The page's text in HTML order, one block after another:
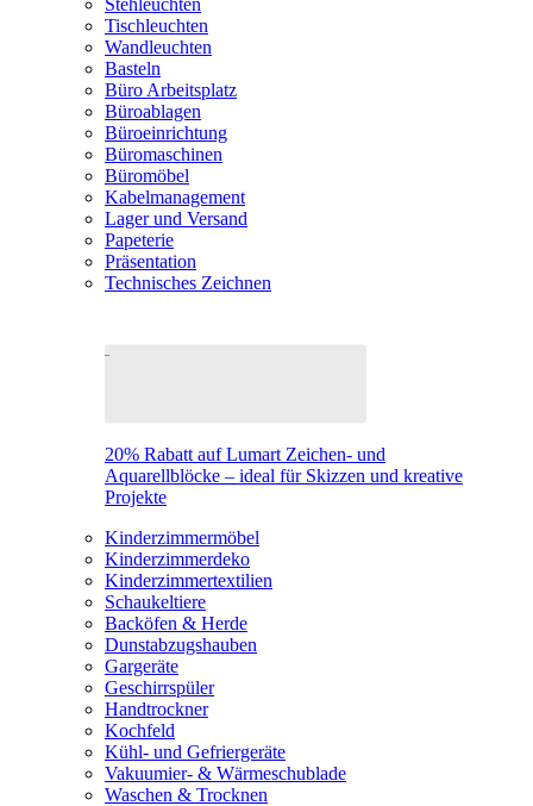
Stehleuchten
Tischleuchten
Wandleuchten
Basteln
Büro Arbeitsplatz
Büroablagen
Büroeinrichtung
Büromaschinen
Büromöbel
Kabelmanagement
Lager und Versand
Papeterie
Präsentation
Technisches Zeichnen
20% Rabatt auf Lumart Zeichen- und
Aquarellblöcke – ideal für Skizzen und kreative
Projekte
Kinderzimmermöbel
Kinderzimmerdeko
Kinderzimmertextilien
Schaukeltiere
Backöfen & Herde
Dunstabzugshauben
Gargeräte
Geschirrspüler
Handtrockner
Kochfeld
Kühl- und Gefriergeräte
Vakuumier- & Wärmeschublade
Waschen & Trocknen